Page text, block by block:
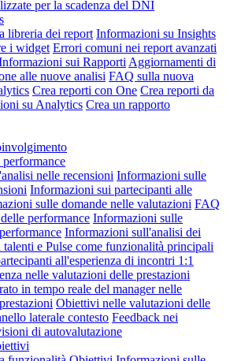
per la scadenza del DNI
libreria dei report Informazioni su Insights
i widget Errori comuni nei report avanzati
sui Rapporti Aggiornamenti di
alle nuove analisi FAQ sulla nuova
Crea reporti con One Crea reporti da
su Analytics Crea un rapporto
nelle recensioni Informazioni sulle
Informazioni sui partecipanti alle
sulle domande nelle valutazioni FAQ
performance Informazioni sulle
Informazioni sull'analisi dei
e Pulse come funzionalità principali
all'esperienza di incontri 1:1
nelle valutazioni delle prestazioni
in tempo reale del manager nelle
Obiettivi nelle valutazioni delle
laterale contesto Feedback nei
di autovalutazione